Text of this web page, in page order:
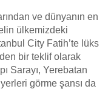
ve dünyanın en
ülkemizdeki
City Fatih’te lüks
bir teklif olarak
Sarayı, Yerebatan
görme şansı da